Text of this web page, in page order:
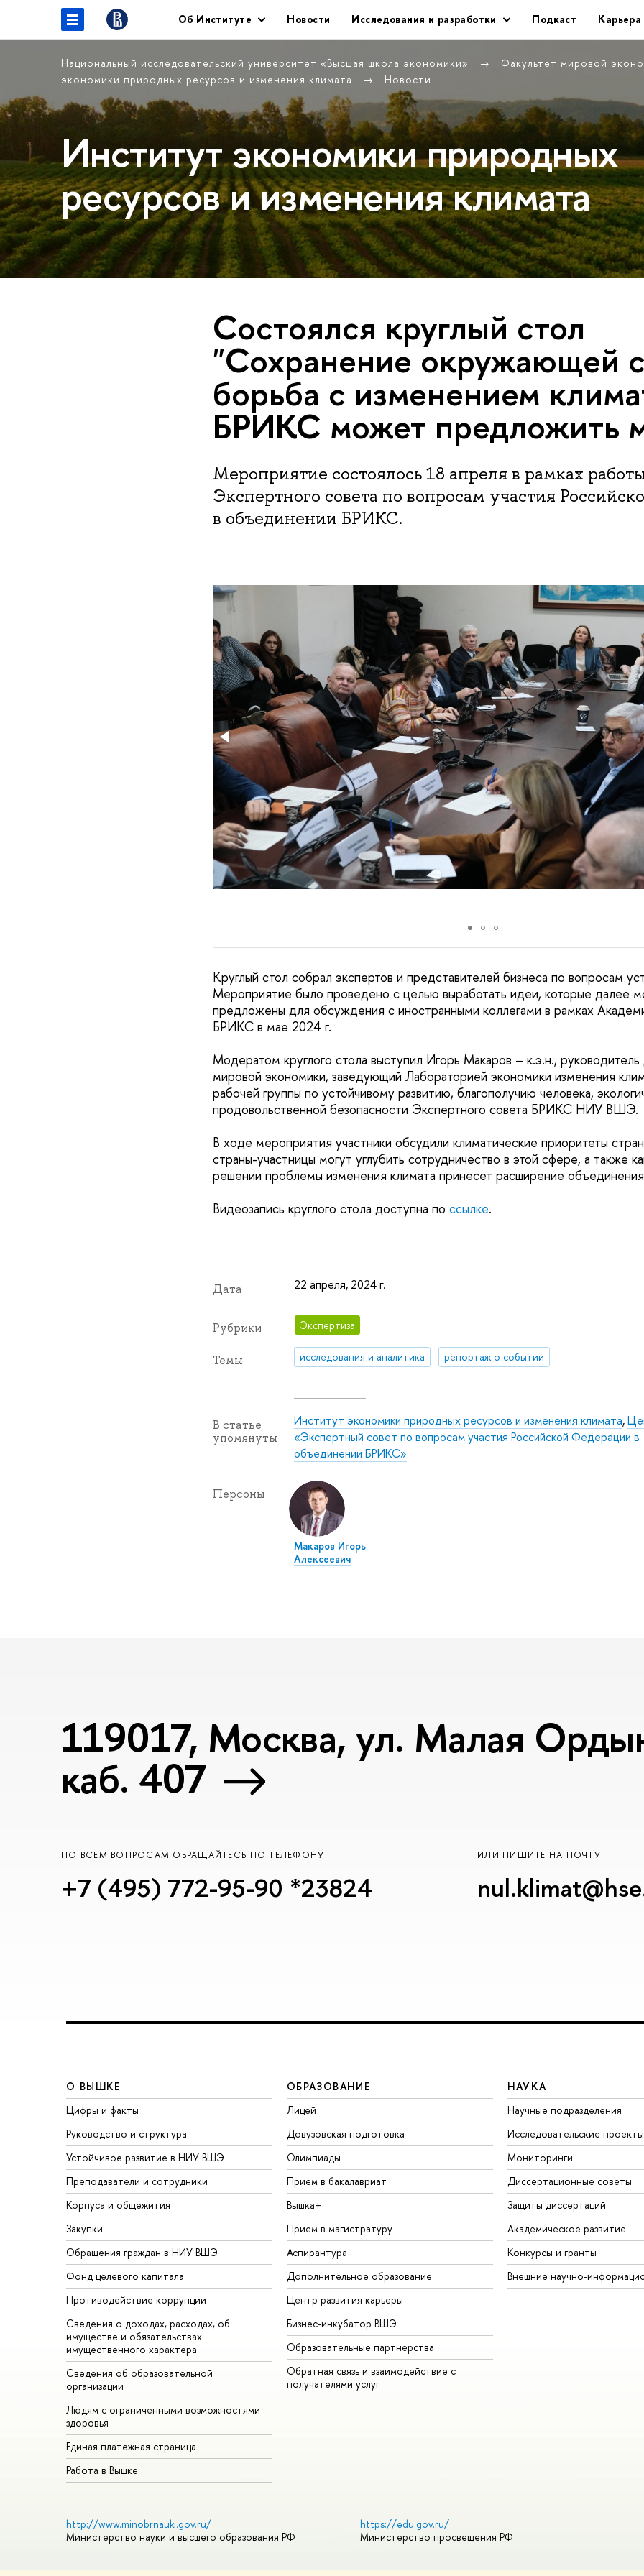
Об Институте Новости Исследования и разработки Подкаст
Национальный исследовательский университет «Высшая школа экономики»
Факультет мировой
экономики природных ресурсов и изменения климата
Новости
Институт экономики природных
ресурсов и изменения климата
Состоялся круглый стол
"Сохранение окружающей
борьба с изменением
БРИКС может предложить
Мероприятие состоялось 18 апреля в рамках
Экспертного совета по вопросам участия
в объединении БРИКС.
Круглый стол собрал экспертов и представителей бизнеса по вопросам
Мероприятие было проведено с целью выработать идеи, которые далее
предложены для обсуждения с иностранными коллегами в рамках
БРИКС в мае 2024 г.
Модератом круглого стола выступил Игорь Макаров – к.э.н.,
мировой экономики, заведующий Лабораторией экономики изменения
рабочей группы по устойчивому развитию, благополучию человека,
продовольственной безопасности Экспертного совета БРИКС НИУ ВШЭ.
В ходе мероприятия участники обсудили климатические приоритеты
страны-участницы могут углубить сотрудничество в этой сфере, а также
решении проблемы изменения климата принесет расширение
Видеозапись круглого стола доступна по ссылке.
Дата 22 апреля, 2024 г.
Рубрики Экспертиза
Темы исследования и аналитика репортаж о событии
В статье
упомянуты
Институт экономики природных ресурсов и изменения климата,
«Экспертный совет по вопросам участия Российской Федерации в
объединении БРИКС»
Персоны
Макаров Игорь
Алексеевич
119017, Москва, ул. Малая
каб. 407
ПО ВСЕМ ВОПРОСАМ ОБРАЩАЙТЕСЬ ПО ТЕЛЕФОНУ
+7 (495) 772-95-90 *23824
ИЛИ ПИШИТЕ НА ПОЧТУ
О ВЫШКЕ
Цифры и факты
Руководство и структура
Устойчивое развитие в НИУ ВШЭ
Преподаватели и сотрудники
Корпуса и общежития
Закупки
Обращения граждан в НИУ ВШЭ
Фонд целевого капитала
Противодействие коррупции
Сведения о доходах, расходах, об
имуществе и обязательствах
имущественного характера
Сведения об образовательной
организации
Людям с ограниченными возможностями
здоровья
Единая платежная страница
Работа в Вышке
ОБРАЗОВАНИЕ
Лицей
Довузовская подготовка
Олимпиады
Прием в бакалавриат
Вышка+
Прием в магистратуру
Аспирантура
Дополнительное образование
Центр развития карьеры
Бизнес-инкубатор ВШЭ
Образовательные партнерства
Обратная связь и взаимодействие с
получателями услуг
НАУКА
Научные подразделения
Исследовательские проекты
Мониторинги
Диссертационные советы
Защиты диссертаций
Академическое развитие
Конкурсы и гранты
Внешние научно-
http://www.minobrnauki.gov.ru/
Министерство науки и высшего образования РФ
https://edu.gov.ru/
Министерство просвещения РФ